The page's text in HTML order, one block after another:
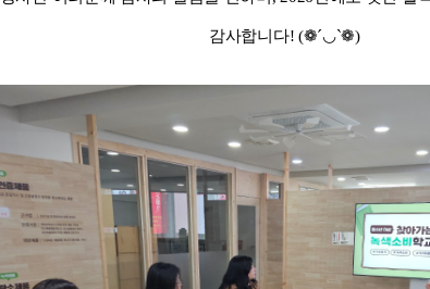
감사합니다! (❁´◡`❁)